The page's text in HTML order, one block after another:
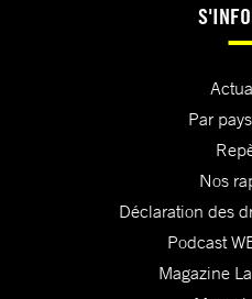
Par
Nos
Déclaration des
Podcast
Magazine